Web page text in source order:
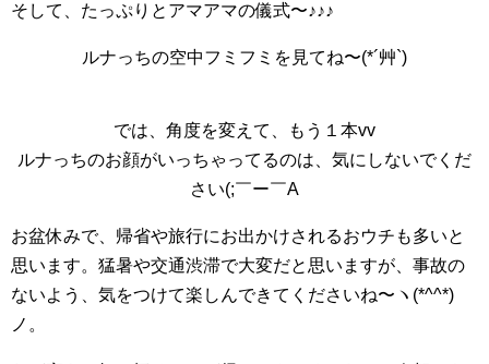
そして、たっぷりとアマアマの儀式〜♪♪♪
ルナっちの空中フミフミを見てね〜(*´艸`)
では、角度を変えて、もう１本vv
ルナっちのお顔がいっちゃってるのは、気にしないでくだ
さい(;￣ー￣A
お盆休みで、帰省や旅行にお出かけされるおウチも多いと
思います。猛暑や交通渋滞で大変だと思いますが、事故の
ないよう、気をつけて楽しんできてくださいね〜ヽ(*^^*)
ノ。